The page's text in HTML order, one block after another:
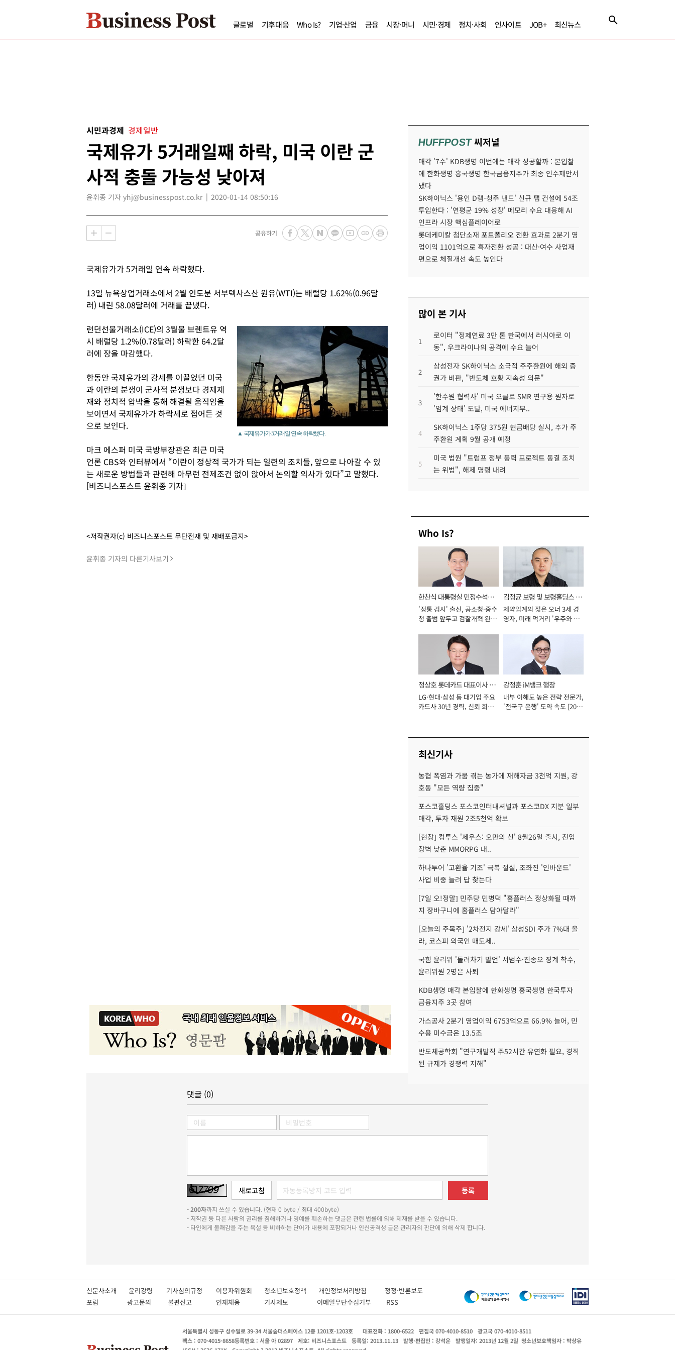
글로벌 기후대응 Who Is? 기업·산업 금융 시장·머니 시민·경제 정치·사회 인사이트 JOB+ 최신뉴스
시민과경제 경제일반
국제유가 5거래일째 하락, 미국 이란 군
사적 충돌 가능성 낮아져
윤휘종 기자 yhj@businesspost.co.kr 2020-01-14 08:50:16
공유하기
국제유가가 5거래일 연속 하락했다.
13일 뉴욕상업거래소에서 2월 인도분 서부텍사스산 원유(WTI)는 배럴당 1.62%(0.96달
러) 내린 58.08달러에 거래를 끝냈다.
▲ 국제유가가 5거래일 연속 하락했다.
런던선물거래소(ICE)의 3월물 브렌트유 역
시 배럴당 1.2%(0.78달러) 하락한 64.2달
러에 장을 마감했다.
한동안 국제유가의 강세를 이끌었던 미국
과 이란의 분쟁이 군사적 분쟁보다 경제제
재와 정치적 압박을 통해 해결될 움직임을
보이면서 국제유가가 하락세로 접어든 것
으로 보인다.
마크 에스퍼 미국 국방부장관은 최근 미국
언론 CBS와 인터뷰에서 “이란이 정상적 국가가 되는 일련의 조치들, 앞으로 나아갈 수 있
는 새로운 방법들과 관련해 아무런 전제조건 없이 앉아서 논의할 의사가 있다”고 말했다.
[비즈니스포스트 윤휘종 기자]
<저작권자(c) 비즈니스포스트 무단전재 및 재배포금지>
윤휘종 기자의 다른기사보기
HUFFPOST씨저널
매각 '7수' KDB생명 이번에는 매각 성공할까 : 본입찰
에 한화생명 흥국생명 한국금융지주가 최종 인수제안서
냈다
SK하이닉스 '용인 D램-청주 낸드' 신규 팹 건설에 54조
투입한다 : '연평균 19% 성장' 메모리 수요 대응해 AI
인프라 시장 핵심플레이어로
롯데케미칼 첨단소재 포트폴리오 전환 효과로 2분기 영
업이익 1101억으로 흑자전환 성공 : 대산·여수 사업재
편으로 체질개선 속도 높인다
많이 본 기사
1
로이터 "정제연료 3만 톤 한국에서 러시아로 이
동", 우크라이나의 공격에 수요 늘어
2
삼성전자 SK하이닉스 소극적 주주환원에 해외 증
권가 비판, "반도체 호황 지속성 의문"
3
'한수원 협력사' 미국 오클로 SMR 연구용 원자로
'임계 상태' 도달, 미국 에너지부..
4
SK하이닉스 1주당 375원 현금배당 실시, 추가 주
주환원 계획 9월 공개 예정
5
미국 법원 "트럼프 정부 풍력 프로젝트 동결 조치
는 위법", 해제 명령 내려
Who Is?
한찬식 대통령실 민정수석비
서관
'정통 검사' 출신, 공소청·중수
청 출범 앞두고 검찰개혁 완수
김정균 보령 및 보령홀딩스 대
표이사 사장
제약업계의 젊은 오너 3세 경
영자, 미래 먹거리 '우주와 헬
정상호 롯데카드 대표이사 사
장
LG·현대·삼성 등 대기업 주요
카드사 30년 경력, 신뢰 회복
강정훈 iM뱅크 행장
내부 이해도 높은 전략 전문가,
'전국구 은행' 도약 속도 [2026
최신기사
농협 폭염과 가뭄 겪는 농가에 재해자금 3천억 지원, 강
호동 "모든 역량 집중"
포스코홀딩스 포스코인터내셔널과 포스코DX 지분 일부
매각, 투자 재원 2조5천억 확보
[현장] 컴투스 '제우스: 오만의 신' 8월26일 출시, 진입
장벽 낮춘 MMORPG 내..
하나투어 '고환율 기조' 극복 절실, 조좌진 '인바운드'
사업 비중 늘려 답 찾는다
[7일 오!정말] 민주당 민병덕 "홈플러스 정상화될 때까
지 장바구니에 홈플러스 담아달라"
[오늘의 주목주] '2차전지 강세' 삼성SDI 주가 7%대 올
라, 코스피 외국인 매도세..
국힘 윤리위 '돌려차기 발언' 서범수·진종오 징계 착수,
윤리위원 2명은 사퇴
KDB생명 매각 본입찰에 한화생명 흥국생명 한국투자
금융지주 3곳 참여
가스공사 2분기 영업이익 6753억으로 66.9% 늘어, 민
수용 미수금은 13.5조
반도체공학회 "연구개발직 주52시간 유연화 필요, 경직
된 규제가 경쟁력 저해"
댓글 (0)
등록
-200자까지 쓰실 수 있습니다. (현재 0 byte / 최대 400byte)
- 저작권 등 다른 사람의 권리를 침해하거나 명예를 훼손하는 댓글은 관련 법률에 의해 제재를 받을 수 있습니다.
- 타인에게 불쾌감을 주는 욕설 등 비하하는 단어가 내용에 포함되거나 인신공격성 글은 관리자의 판단에 의해 삭제 합니다.
신문사소개 윤리강령 기사심의규정 이용자위원회 청소년보호정책 개인정보처리방침 정정·반론보도
포럼
광고문의 불편신고 인재채용 기사제보 이메일무단수집거부 RSS
서울특별시 성동구 성수일로 39-34 서울숲더스페이스 12층 1201호-1203호 대표전화 : 1800-6522 편집국 070-4010-8510
광고국 070-4010-8511
팩스 : 070-4015-8658등록번호 : 서울 아 02897 제호: 비즈니스포스트 등록일: 2013.11.13 발행·편집인 : 강석운 발행일자: 2013년 12월 2일 청소년보호책임자 : 박상유